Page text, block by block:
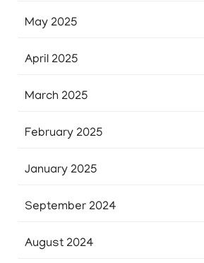
May 2025
April 2025
March 2025
February 2025
January 2025
September 2024
August 2024